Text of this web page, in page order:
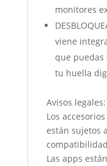
monitores
viene
que puedas
tu huella
Avisos legales:
Los
están sujetos
Las apps